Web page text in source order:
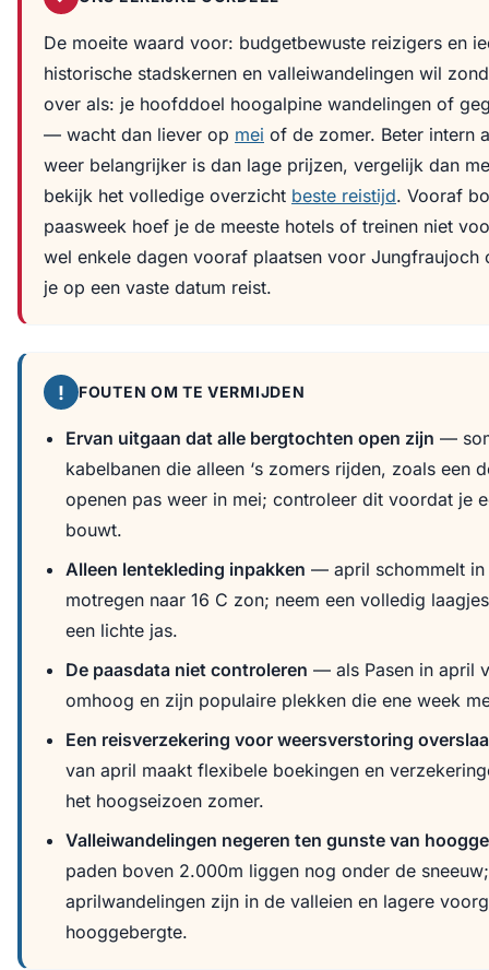
De moeite waard voor: budgetbewuste reizigers en
historische stadskernen en valleiwandelingen wil
over als: je hoofddoel hoogalpine wandelingen of
— wacht dan liever op mei of de zomer. Beter intern
weer belangrijker is dan lage prijzen, vergelijk dan
bekijk het volledige overzicht beste reistijd. Vooraf
paasweek hoef je de meeste hotels of treinen niet
wel enkele dagen vooraf plaatsen voor Jungfraujoch
je op een vaste datum reist.
! FOUTEN OM TE VERMIJDEN
Ervan uitgaan dat alle bergtochten open zijn —
kabelbanen die alleen ‘s zomers rijden, zoals een
openen pas weer in mei; controleer dit voordat je
bouwt.
Alleen lentekleding inpakken — april schommelt
motregen naar 16 C zon; neem een volledig
een lichte jas.
De paasdata niet controleren — als Pasen in april
omhoog en zijn populaire plekken die ene week
Een reisverzekering voor weersverstoring
van april maakt flexibele boekingen en
het hoogseizoen zomer.
Valleiwandelingen negeren ten gunste van
paden boven 2.000m liggen nog onder de
aprilwandelingen zijn in de valleien en lagere
hooggebergte.